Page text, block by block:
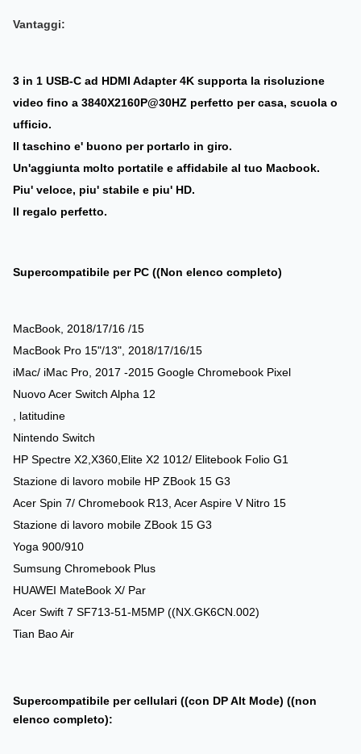
Vantaggi:
3 in 1 USB-C ad HDMI Adapter 4K supporta la risoluzione
video fino a 3840X2160P@30HZ perfetto per casa, scuola o
ufficio.
Il taschino e' buono per portarlo in giro.
Un'aggiunta molto portatile e affidabile al tuo Macbook.
Piu' veloce, piu' stabile e piu' HD.
Il regalo perfetto.
Supercompatibile per PC ((Non elenco completo)
MacBook, 2018/17/16 /15
MacBook Pro 15"/13", 2018/17/16/15
iMac/ iMac Pro, 2017 -2015 Google Chromebook Pixel
Nuovo Acer Switch Alpha 12
, latitudine
Nintendo Switch
HP Spectre X2,X360,Elite X2 1012/ Elitebook Folio G1
Stazione di lavoro mobile HP ZBook 15 G3
Acer Spin 7/ Chromebook R13, Acer Aspire V Nitro 15
Stazione di lavoro mobile ZBook 15 G3
Yoga 900/910
Sumsung Chromebook Plus
HUAWEI MateBook X/ Par
Acer Swift 7 SF713-51-M5MP ((NX.GK6CN.002)
Tian Bao Air
Supercompatibile per cellulari ((con DP Alt Mode) ((non
elenco completo):